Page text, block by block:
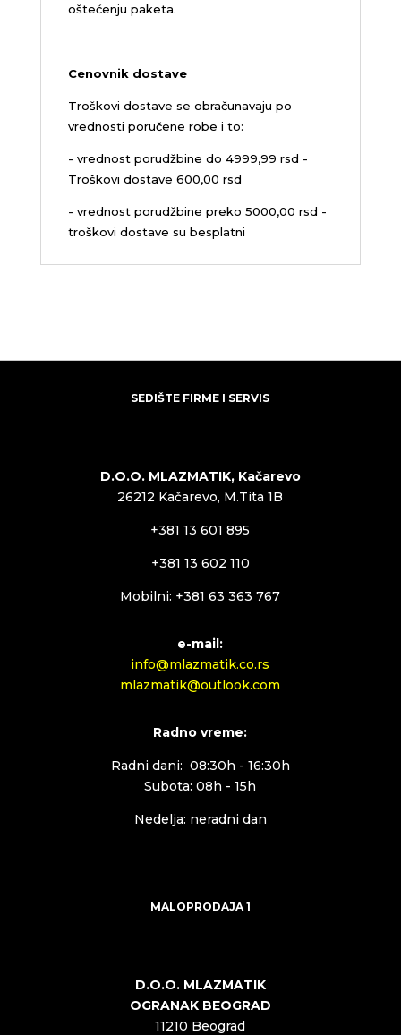
oštećenju paketa.
Cenovnik dostave
Troškovi dostave se obračunavaju po
vrednosti poručene robe i to:
- vrednost porudžbine do 4999,99 rsd -
Troškovi dostave 600,00 rsd
- vrednost porudžbine preko 5000,00 rsd -
troškovi dostave su besplatni
SEDIŠTE FIRME I SERVIS
D.O.O. MLAZMATIK, Kačarevo
26212 Kačarevo, M.Tita 1B
+381 13 601 895
+381 13 602 110
Mobilni: +381 63 363 767
e-mail:
info@mlazmatik.co.rs
mlazmatik@outlook.com
Radno vreme:
Radni dani: 08:30h - 16:30h
Subota: 08h - 15h
Nedelja: neradni dan
MALOPRODAJA 1
D.O.O. MLAZMATIK
OGRANAK BEOGRAD
11210 Beograd